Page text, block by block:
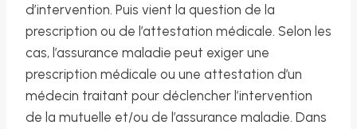
d’intervention. Puis vient la question de la
prescription ou de l’attestation médicale. Selon les
cas, l’assurance maladie peut exiger une
prescription médicale ou une attestation d’un
médecin traitant pour déclencher l’intervention
de la mutuelle et/ou de l’assurance maladie. Dans